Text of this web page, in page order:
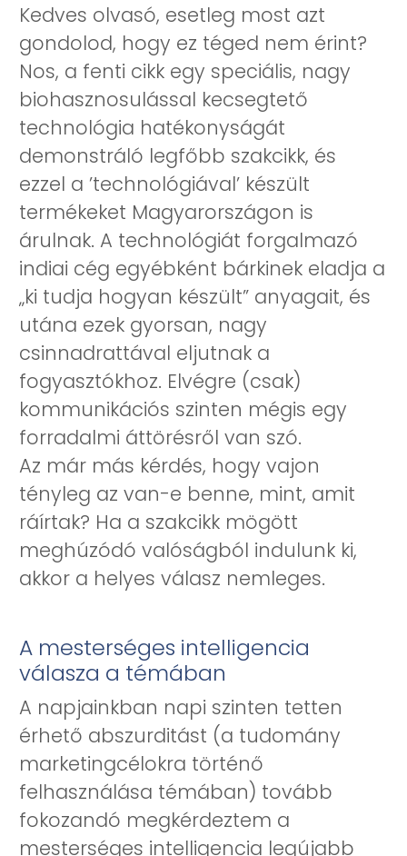
Kedves olvasó, esetleg most azt
gondolod, hogy ez téged nem érint?
Nos, a fenti cikk egy speciális, nagy
biohasznosulással kecsegtető
technológia hatékonyságát
demonstráló legfőbb szakcikk, és
ezzel a ’technológiával’ készült
termékeket Magyarországon is
árulnak. A technológiát forgalmazó
indiai cég egyébként bárkinek eladja a
„ki tudja hogyan készült” anyagait, és
utána ezek gyorsan, nagy
csinnadrattával eljutnak a
fogyasztókhoz. Elvégre (csak)
kommunikációs szinten mégis egy
forradalmi áttörésről van szó.
Az már más kérdés, hogy vajon
tényleg az van-e benne, mint, amit
ráírtak? Ha a szakcikk mögött
meghúzódó valóságból indulunk ki,
akkor a helyes válasz nemleges.
A mesterséges intelligencia
válasza a témában
A napjainkban napi szinten tetten
érhető abszurditást (a tudomány
marketingcélokra történő
felhasználása témában) tovább
fokozandó megkérdeztem a
mesterséges intelligencia legújabb